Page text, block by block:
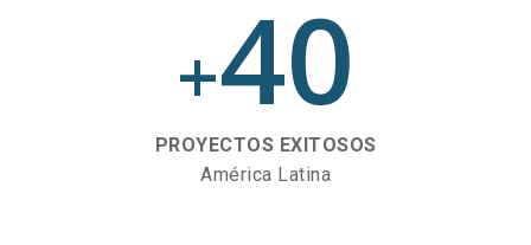
+40
PROYECTOS EXITOSOS
América Latina